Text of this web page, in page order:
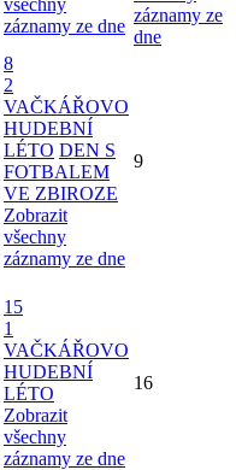
všechny
záznamy ze dne
záznamy ze
dne
8
2
VAČKÁŘOVO
HUDEBNÍ
LÉTO DEN S
FOTBALEM
VE ZBIROZE
Zobrazit
všechny
záznamy ze dne
9
15
1
VAČKÁŘOVO
HUDEBNÍ
LÉTO
Zobrazit
všechny
záznamy ze dne
16